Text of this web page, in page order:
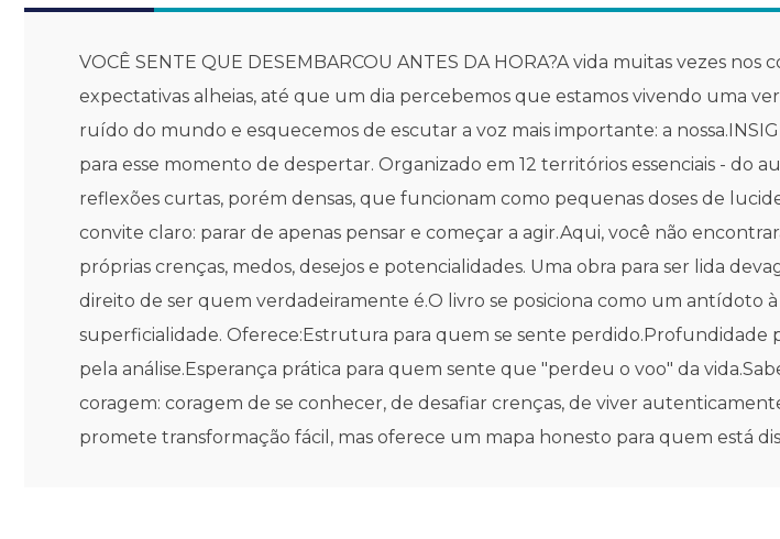
VOCÊ SENTE QUE DESEMBARCOU ANTES DA HORA?A vida muitas vezes
expectativas alheias, até que um dia percebemos que estamos vivendo uma
ruído do mundo e esquecemos de escutar a voz mais importante: a
para esse momento de despertar. Organizado em 12 territórios essenciais -
reflexões curtas, porém densas, que funcionam como pequenas doses de
convite claro: parar de apenas pensar e começar a agir.Aqui, você não
próprias crenças, medos, desejos e potencialidades. Uma obra para ser lida
direito de ser quem verdadeiramente é.O livro se posiciona como um antídoto
superficialidade. Oferece:Estrutura para quem se sente perdido.Profundidade
pela análise.Esperança prática para quem sente que "perdeu o voo" da
coragem: coragem de se conhecer, de desafiar crenças, de viver
promete transformação fácil, mas oferece um mapa honesto para quem está